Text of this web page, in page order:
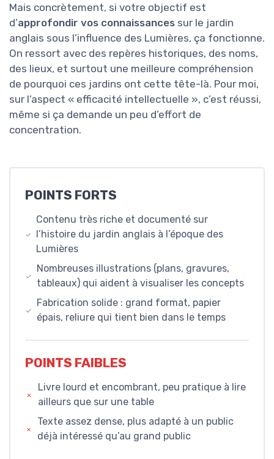
Mais concrètement, si votre objectif est
d’approfondir vos connaissances sur le jardin
anglais sous l’influence des Lumières, ça fonctionne.
On ressort avec des repères historiques, des noms,
des lieux, et surtout une meilleure compréhension
de pourquoi ces jardins ont cette tête-là. Pour moi,
sur l’aspect « efficacité intellectuelle », c’est réussi,
même si ça demande un peu d’effort de
concentration.
POINTS FORTS
Contenu très riche et documenté sur
l’histoire du jardin anglais à l’époque des
Lumières
Nombreuses illustrations (plans, gravures,
tableaux) qui aident à visualiser les concepts
Fabrication solide : grand format, papier
épais, reliure qui tient bien dans le temps
POINTS FAIBLES
Livre lourd et encombrant, peu pratique à lire
ailleurs que sur une table
Texte assez dense, plus adapté à un public
déjà intéressé qu’au grand public